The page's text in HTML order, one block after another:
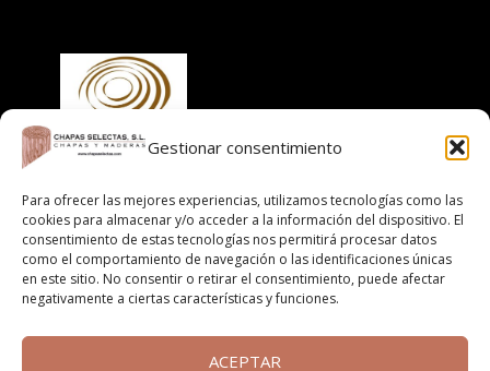
Gestionar consentimiento
Para ofrecer las mejores experiencias, utilizamos tecnologías como las
cookies para almacenar y/o acceder a la información del dispositivo. El
consentimiento de estas tecnologías nos permitirá procesar datos
como el comportamiento de navegación o las identificaciones únicas
en este sitio. No consentir o retirar el consentimiento, puede afectar
negativamente a ciertas características y funciones.
ACEPTAR
Información
Aviso legal
Política de cookies
Políticas de privacidad
Términos y condiciones de compra online